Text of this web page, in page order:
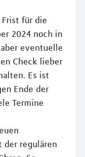
für die
2024 noch in
eventuelle
Check lieber
Es ist
Ende der
Termine
regulären